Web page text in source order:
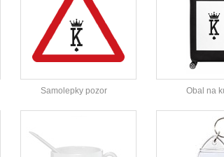
Samolepky pozor Obal na